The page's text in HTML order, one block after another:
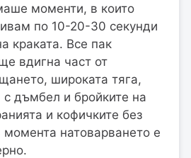
моменти, в които
по 10-20-30 секунди
краката. Все пак
вдигна част от
широката тяга,
дъмбел и бройките на
и кофичките без
натоварването е